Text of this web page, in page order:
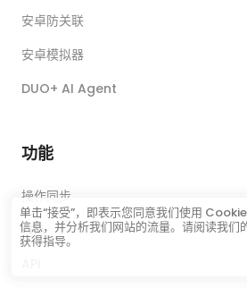
安卓防关联
安卓模拟器
DUO+ AI Agent
功能
操作同步
RPA
单击“接受”，即表示您同意我们使用
信息，并分析我们网站的流量。请阅读我们
获得指导。